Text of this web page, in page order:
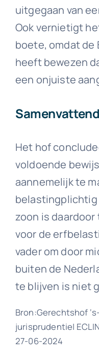
uitgegaan van
Ook vernietigt
boete, omdat
heeft bewezen
een onjuiste
Samenvattend
Het hof
voldoende
aannemelijk te
belastingplichtig
zoon is
voor de
vader om door
buiten de
te blijven is niet
Bron:Gerechtshof
jurisprudentie|
27-06-2024